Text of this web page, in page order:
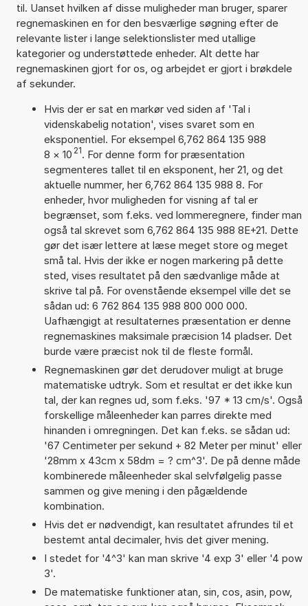
til. Uanset hvilken af disse muligheder man bruger, sparer
regnemaskinen en for den besværlige søgning efter de
relevante lister i lange selektionslister med utallige
kategorier og understøttede enheder. Alt dette har
regnemaskinen gjort for os, og arbejdet er gjort i brøkdele
af sekunder.
Hvis der er sat en markør ved siden af 'Tal i
videnskabelig notation', vises svaret som en
eksponentiel. For eksempel 6,762 864 135 988
8 × 10 21. For denne form for præsentation
segmenteres tallet til en eksponent, her 21, og det
aktuelle nummer, her 6,762 864 135 988 8. For
enheder, hvor muligheden for visning af tal er
begrænset, som f.eks. ved lommeregnere, finder man
også tal skrevet som 6,762 864 135 988 8E+21. Dette
gør det især lettere at læse meget store og meget
små tal. Hvis der ikke er nogen markering på dette
sted, vises resultatet på den sædvanlige måde at
skrive tal på. For ovenstående eksempel ville det se
sådan ud: 6 762 864 135 988 800 000 000.
Uafhængigt at resultaternes præsentation er denne
regnemaskines maksimale præcision 14 pladser. Det
burde være præcist nok til de fleste formål.
Regnemaskinen gør det derudover muligt at bruge
matematiske udtryk. Som et resultat er det ikke kun
tal, der kan regnes ud, som f.eks. '97 * 13 cm/s'. Også
forskellige måleenheder kan parres direkte med
hinanden i omregningen. Det kan f.eks. se sådan ud:
'67 Centimeter per sekund + 82 Meter per minut' eller
'28mm x 43cm x 58dm = ? cm^3'. De på denne måde
kombinerede måleenheder skal selvfølgelig passe
sammen og give mening i den pågældende
kombination.
Hvis det er nødvendigt, kan resultatet afrundes til et
bestemt antal decimaler, hvis det giver mening.
I stedet for '4^3' kan man skrive '4 exp 3' eller '4 pow
3'.
De matematiske funktioner atan, sin, cos, asin, pow,